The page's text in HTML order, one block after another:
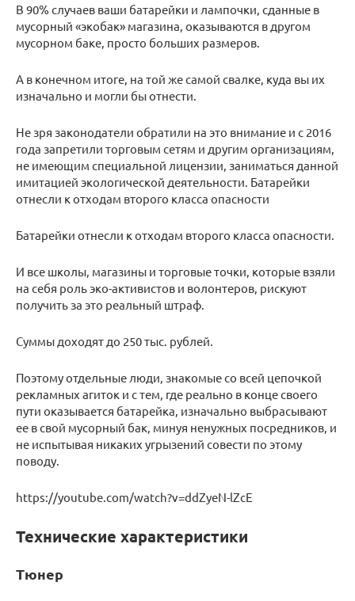
В 90% случаев ваши батарейки и лампочки, сданные в
мусорный «экобак» магазина, оказываются в другом
мусорном баке, просто больших размеров.
А в конечном итоге, на той же самой свалке, куда вы их
изначально и могли бы отнести.
Не зря законодатели обратили на это внимание и с 2016
года запретили торговым сетям и другим организациям,
не имеющим специальной лицензии, заниматься данной
имитацией экологической деятельности. Батарейки
отнесли к отходам второго класса опасности
Батарейки отнесли к отходам второго класса опасности.
И все школы, магазины и торговые точки, которые взяли
на себя роль эко-активистов и волонтеров, рискуют
получить за это реальный штраф.
Суммы доходят до 250 тыс. рублей.
Поэтому отдельные люди, знакомые со всей цепочкой
рекламных агиток и с тем, где реально в конце своего
пути оказывается батарейка, изначально выбрасывают
ее в свой мусорный бак, минуя ненужных посредников, и
не испытывая никаких угрызений совести по этому
поводу.
https://youtube.com/watch?v=ddZyeN-lZcE
Технические характеристики
Тюнер